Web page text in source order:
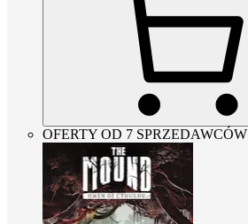
OFERTY OD 7 SPRZEDAWCÓW